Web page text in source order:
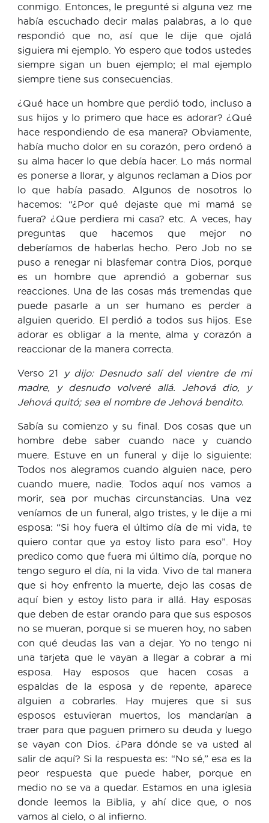
conmigo. Entonces, le pregunté si alguna vez me
había escuchado decir malas palabras, a lo que
respondió que no, así que le dije que ojalá
siguiera mi ejemplo. Yo espero que todos ustedes
siempre sigan un buen ejemplo; el mal ejemplo
siempre tiene sus consecuencias.
¿Qué hace un hombre que perdió todo, incluso a
sus hijos y lo primero que hace es adorar? ¿Qué
hace respondiendo de esa manera? Obviamente,
había mucho dolor en su corazón, pero ordenó a
su alma hacer lo que debía hacer. Lo más normal
es ponerse a llorar, y algunos reclaman a Dios por
lo que había pasado. Algunos de nosotros lo
hacemos: “¿Por qué dejaste que mi mamá se
fuera? ¿Que perdiera mi casa? etc. A veces, hay
preguntas que hacemos que mejor no
deberíamos de haberlas hecho. Pero Job no se
puso a renegar ni blasfemar contra Dios, porque
es un hombre que aprendió a gobernar sus
reacciones. Una de las cosas más tremendas que
puede pasarle a un ser humano es perder a
alguien querido. El perdió a todos sus hijos. Ese
adorar es obligar a la mente, alma y corazón a
reaccionar de la manera correcta.
Verso 21
y dijo: Desnudo salí del vientre de mi
madre, y desnudo volveré allá. Jehová dio, y
Jehová quitó; sea el nombre de Jehová bendito.
Sabía su comienzo y su final. Dos cosas que un
hombre debe saber cuando nace y cuando
muere. Estuve en un funeral y dije lo siguiente:
Todos nos alegramos cuando alguien nace, pero
cuando muere, nadie. Todos aquí nos vamos a
morir, sea por muchas circunstancias. Una vez
veníamos de un funeral, algo tristes, y le dije a mi
esposa: “Si hoy fuera el último día de mi vida, te
quiero contar que ya estoy listo para eso”. Hoy
predico como que fuera mi último día, porque no
tengo seguro el día, ni la vida. Vivo de tal manera
que si hoy enfrento la muerte, dejo las cosas de
aquí bien y estoy listo para ir allá. Hay esposas
que deben de estar orando para que sus esposos
no se mueran, porque si se mueren hoy, no saben
con qué deudas las van a dejar. Yo no tengo ni
una tarjeta que le vayan a llegar a cobrar a mi
esposa. Hay esposos que hacen cosas a
espaldas de la esposa y de repente, aparece
alguien a cobrarles. Hay mujeres que si sus
esposos estuvieran muertos, los mandarían a
traer para que paguen primero su deuda y luego
se vayan con Dios. ¿Para dónde se va usted al
salir de aquí? Si la respuesta es: “No sé,” esa es la
peor respuesta que puede haber, porque en
medio no se va a quedar. Estamos en una iglesia
donde leemos la Biblia, y ahí dice que, o nos
vamos al cielo, o al infierno.